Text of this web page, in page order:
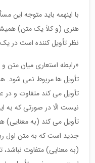
با اینهمه باید متوجه این
هنری (و کلاً یک متن)
نظر تأویل کننده است در
«رابطه استعاری میان متن و
تأویل ها مربوط نمی شود.
تأویل می کند متفاوت و
نیست الّا در صورتی که به
تأویل می کند (به معنایی)
جدید است که به متن اول
(به معنایی) متفاوت